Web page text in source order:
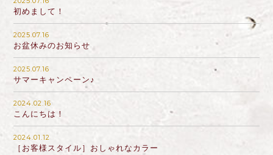
初めまして！
2025.07.16
お盆休みのお知らせ
2025.07.16
サマーキャンペーン♪
2024.02.16
こんにちは！
2024.01.12
［お客様スタイル］おしゃれなカラー